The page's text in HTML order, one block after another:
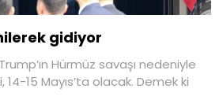
gidiyor
Hürmüz savaşı nedeniyle
15 Mayıs’ta olacak. Demek ki